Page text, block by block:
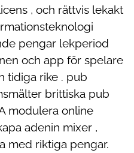
, och rättvis lekakt
pengar lekperiod
och app för spelare
tidiga rike . pub
brittiska pub
modulera online
adenin mixer ,
med riktiga pengar.